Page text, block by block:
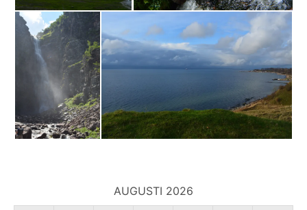
AUGUSTI 2026